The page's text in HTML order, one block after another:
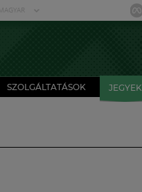
SZOLGÁLTATÁSOK JEGYEK